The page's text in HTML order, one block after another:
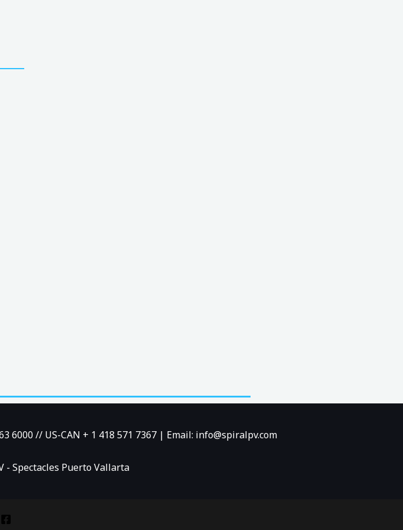
6000 // US-CAN + 1 418 571 7367 | Email: info@spiralpv.com
- Spectacles Puerto Vallarta